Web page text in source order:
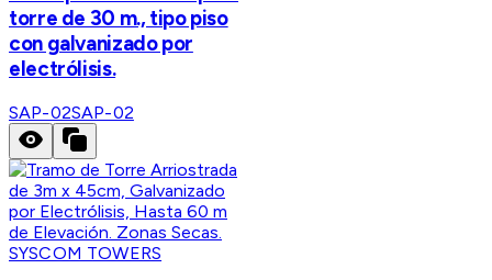
torre de 30 m., tipo piso
con galvanizado por
electrólisis.
SAP-02SAP-02
SYSCOM TOWERS